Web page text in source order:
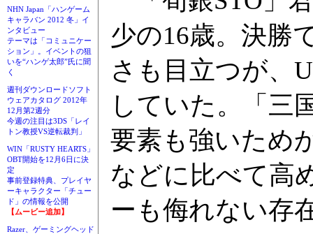
NHN Japan「ハンゲーム
キャラバン 2012 冬」イ
ンタビュー
テーマは「コミュニケー
ション」。イベントの狙
いを“ハンゲ太郎”氏に聞
く
週刊ダウンロードソフト
ウェアカタログ 2012年
12月第2週分
今週の注目は3DS「レイ
トン教授VS逆転裁判」
WIN「RUSTY HEARTS」
OBT開始を12月6日に決
定
事前登録特典、プレイヤ
ーキャラクター「チュー
ド」の情報を公開
【ムービー追加】
Razer、ゲーミングヘッド
少の16歳。決勝
さも目立つが、
していた。「三
要素も強いため
などに比べて高
ーも侮れない存